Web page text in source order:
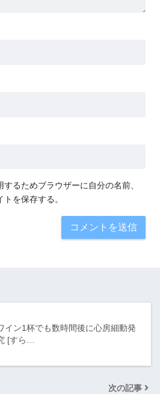
るためブラウザーに自分の名前、
を保存する。
イン1杯でも数時間後に心房細動発
[すら…
次の記事